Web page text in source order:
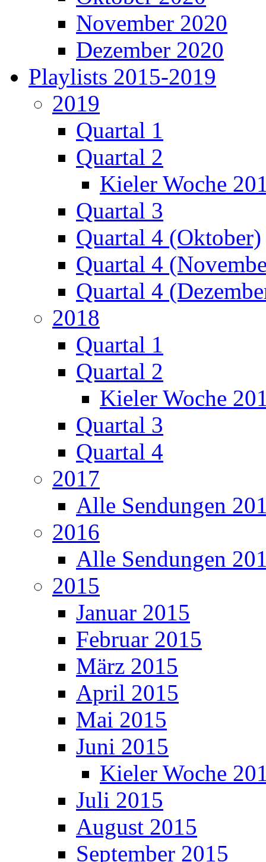
November 2020
Dezember 2020
Playlists 2015-2019
2019
Quartal 1
Quartal 2
Kieler Woche
Quartal 3
Quartal 4 (Oktober)
Quartal 4
Quartal 4
2018
Quartal 1
Quartal 2
Kieler Woche
Quartal 3
Quartal 4
2017
Alle Sendungen
2016
Alle Sendungen
2015
Januar 2015
Februar 2015
März 2015
April 2015
Mai 2015
Juni 2015
Kieler Woche
Juli 2015
August 2015
September 2015